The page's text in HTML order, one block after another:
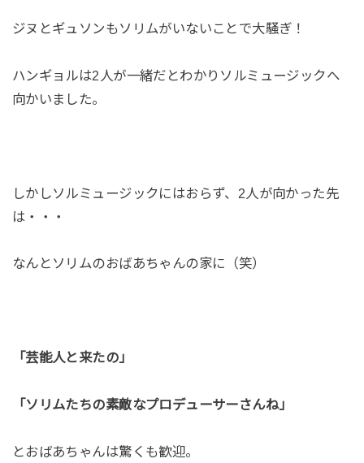
ジヌとギュソンもソリムがいないことで大騒ぎ！
ハンギョルは2人が一緒だとわかりソルミュージックへ
向かいました。
しかしソルミュージックにはおらず、2人が向かった先
は・・・
なんとソリムのおばあちゃんの家に（笑）
「芸能人と来たの」
「ソリムたちの素敵なプロデューサーさんね」
とおばあちゃんは驚くも歓迎。